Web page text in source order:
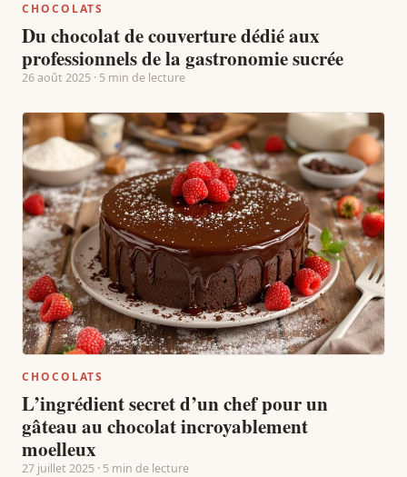
CHOCOLATS
Du chocolat de couverture dédié aux
professionnels de la gastronomie sucrée
26 août 2025 · 5 min de lecture
CHOCOLATS
L’ingrédient secret d’un chef pour un
gâteau au chocolat incroyablement
moelleux
27 juillet 2025 · 5 min de lecture